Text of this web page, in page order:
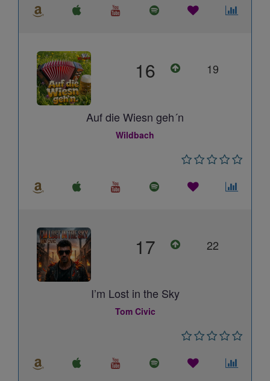
16 19
Auf die Wiesn geh´n
Wildbach
17 22
I’m Lost in the Sky
Tom Civic